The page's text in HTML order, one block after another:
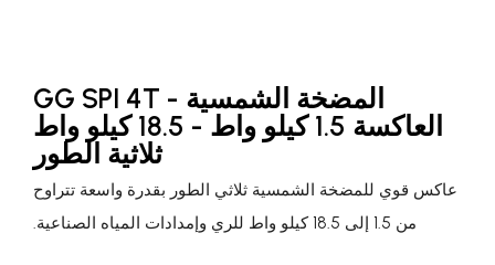
GG SPI 4T - المضخة الشمسية
العاكسة 1.5 كيلو واط - 18.5 كيلو واط
ثلاثية الطور
عاكس قوي للمضخة الشمسية ثلاثي الطور بقدرة واسعة تتراوح
من 1.5 إلى 18.5 كيلو واط للري وإمدادات المياه الصناعية.